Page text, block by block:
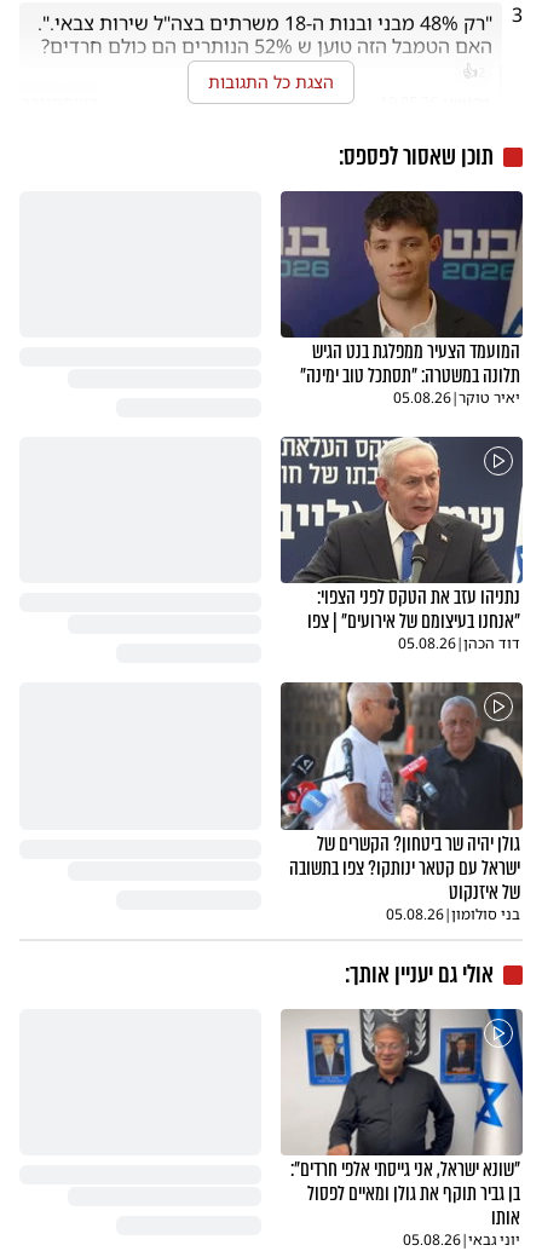
3
האם הטמבל הזה טוען ש 52% הנותרים הם כולם חרדים?
👍
בול
וואי חזק
יוסי 19.05.26
2
חסר בושה
הצגת כל התגובות
תוכן שאסור לפספס:
המועמד הצעיר ממפלגת בנט הגיש
תלונה במשטרה: "תסתכל טוב ימינה"
יאיר טוקר|
05.08.26
נתניהו עזב את הטקס לפני הצפוי:
"אנחנו בעיצומם של אירועים" | צפו
דוד הכהן|
05.08.26
גולן יהיה שר ביטחון? הקשרים של
ישראל עם קטאר ינותקו? צפו בתשובה
של איזנקוט
בני סולומון|
05.08.26
אולי גם יעניין אותך:
"שונא ישראל, אני גייסתי אלפי חרדים":
בן גביר תוקף את גולן ומאיים לפסול
אותו
יוני גבאי|
05.08.26